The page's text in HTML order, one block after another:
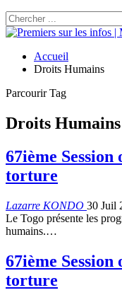
Accueil
Droits Humains
Parcourir Tag
Droits Humains
67ième
torture
Lazarre KONDO 30 Juil
Le Togo présente les
humains.…
67ième
torture